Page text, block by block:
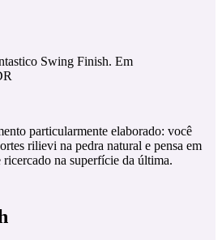
Swing Finish. Em
particularmente elaborado: você
rilievi na pedra natural e pensa em
na superfície da última.